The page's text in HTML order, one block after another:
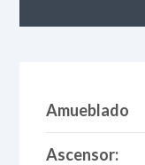
Amueblado
Ascensor: